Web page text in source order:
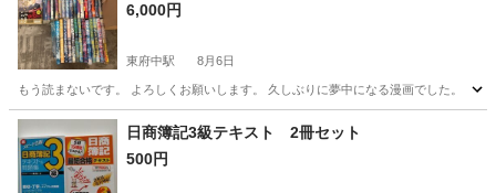
6,000円
東府中駅 8月6日
もう読まないです。 よろしくお願いします。 久しぶりに夢中になる漫画でした。
東京 府中市 東府中駅 マンガ、コミック、アニメ
日商簿記3級テキスト 2冊セット
500円